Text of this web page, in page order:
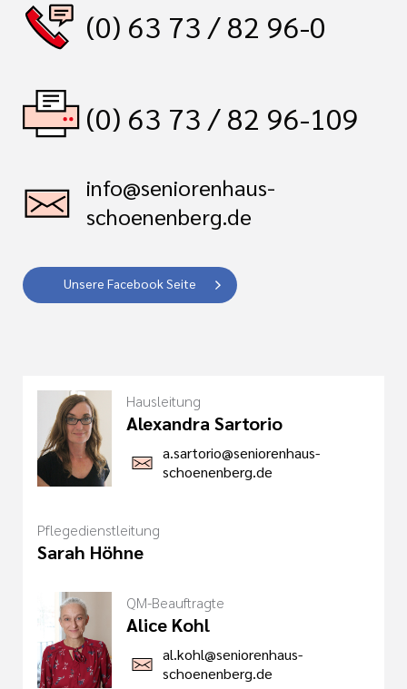
(0) 63 73 / 82 96-0
(0) 63 73 / 82 96-109
info@seniorenhaus-
schoenenberg.de
Unsere Facebook Seite
Hausleitung
Alexandra Sartorio
a.sartorio@seniorenhaus-
schoenenberg.de
Pflegedienstleitung
Sarah Höhne
QM-Beauftragte
Alice Kohl
al.kohl@seniorenhaus-
schoenenberg.de